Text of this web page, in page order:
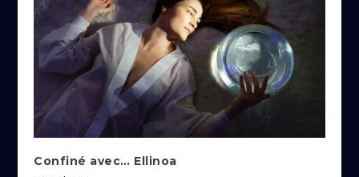
Confiné avec… Ellinoa